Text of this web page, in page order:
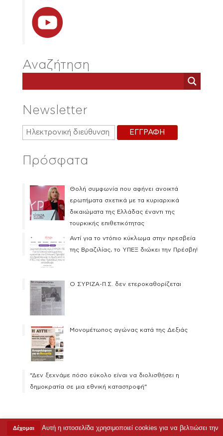
Αναζήτηση
Newsletter
Πρόσφατα
Θολή συμφωνία που αφήνει ανοικτά
ερωτήματα σχετικά με τα κυριαρχικά
δικαιώματα της Ελλάδας έναντι της
τουρκικής επιθετικότητας
Αντί για το ντόπιο κύκλωμα στην πρεσβεία
της Βραζιλίας, το ΥΠΕΞ διώκει την Πρέσβη!
Ο ΣΥΡΙΖΑ-Π.Σ. δεν ετεροκαθορίζεται
Μονομέτωπος αγώνας κατά της Δεξιάς
“Δεν ξεχνάμε πόσο εύκολο είναι να διολισθήσει η
δημοκρατία σε μια εθνική καταστροφή”
Δέχομαι Αυτή η ιστοσελίδα χρησιμοποιεί cookies για να βελτιώσει την